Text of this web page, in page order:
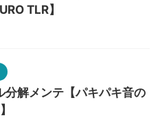
TLR】
分解メンテ【パキパキ音の